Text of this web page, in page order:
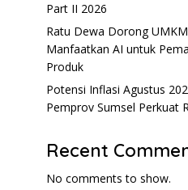
Part II 2026
Ratu Dewa Dorong
Manfaatkan AI untuk
Produk
Potensi Inflasi Agustus
Pemprov Sumsel Perkuat
Recent
No comments to show.